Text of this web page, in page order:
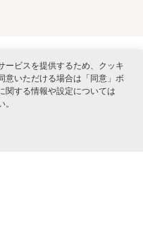
。アルバム、フォトフレーム、証
2,980円（税込）以上お買い上げ
ービスを提供するため、クッキ
意いただける場合は「同意」ボ
関する情報や設定については